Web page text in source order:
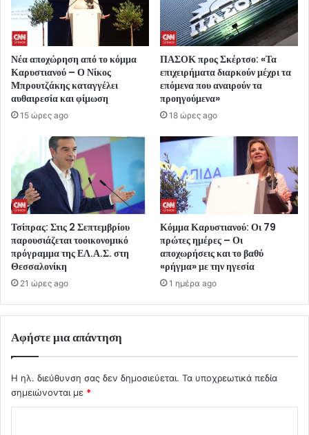
Νέα αποχώρηση από το κόμμα
Καρυστιανού – Ο Νίκος
Μπρουτζάκης καταγγέλει
αυθαιρεσία και φίμωση
15 ώρες ago
ΠΑΣΟΚ προς Σκέρτσο: «Τα
επιχειρήματα διαρκούν μέχρι τα
επόμενα που αναιρούν τα
προηγούμενα»
18 ώρες ago
Τσίπρας: Στις 2 Σεπτεμβρίου
παρουσιάζεται τοοικονομικό
πρόγραμμα της ΕΛ.Α.Σ. στη
Θεσσαλονίκη
21 ώρες ago
Κόμμα Καρυστιανού: Οι 79
πρώτες ημέρες – Οι
αποχωρήσεις και το βαθύ
«ρήγμα» με την ηγεσία
1 ημέρα ago
Αφήστε μια απάντηση
Η ηλ. διεύθυνση σας δεν δημοσιεύεται. Τα υποχρεωτικά πεδία
σημειώνονται με *